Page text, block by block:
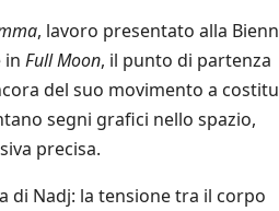
, lavoro presentato alla
in Full Moon, il punto di partenza
del suo movimento a
segni grafici nello spazio,
precisa.
di Nadj: la tensione tra il corpo